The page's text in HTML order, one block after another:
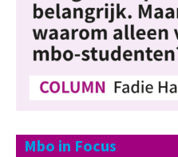
Mbo in Focus